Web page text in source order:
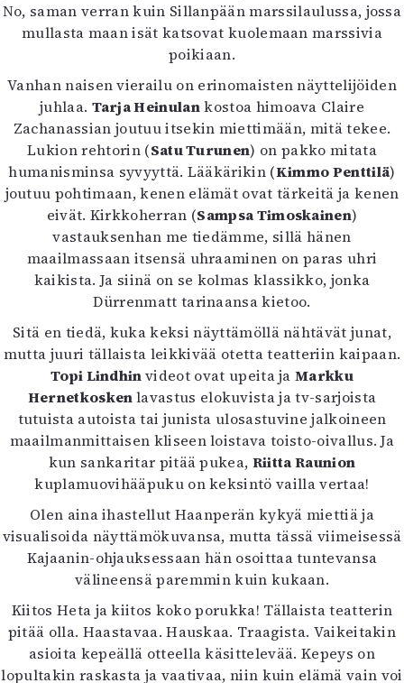
No, saman verran kuin Sillanpään marssilaulussa, jossa
mullasta maan isät katsovat kuolemaan marssivia
poikiaan.
Vanhan naisen vierailu on erinomaisten näyttelijöiden
juhlaa. Tarja Heinulankostoa himoava Claire
Zachanassian joutuu itsekin miettimään, mitä tekee.
Lukion rehtorin (Satu Turunen) on pakko mitata
humanisminsa syvyyttä. Lääkärikin (Kimmo Penttilä)
joutuu pohtimaan, kenen elämät ovat tärkeitä ja kenen
eivät. Kirkkoherran (Sampsa Timoskainen)
vastauksenhan me tiedämme, sillä hänen
maailmassaan itsensä uhraaminen on paras uhri
kaikista. Ja siinä on se kolmas klassikko, jonka
Dürrenmatt tarinaansa kietoo.
Sitä en tiedä, kuka keksi näyttämöllä nähtävät junat,
mutta juuri tällaista leikkivää otetta teatteriin kaipaan.
Topi Lindhinvideot ovat upeita jaMarkku
Hernetkoskenlavastus elokuvista ja tv-sarjoista
tutuista autoista tai junista ulosastuvine jalkoineen
maailmanmittaisen kliseen loistava toisto-oivallus. Ja
kun sankaritar pitää pukea, Riitta Raunion
kuplamuovihääpuku on keksintö vailla vertaa!
Olen aina ihastellut Haanperän kykyä miettiä ja
visualisoida näyttämökuvansa, mutta tässä viimeisessä
Kajaanin-ohjauksessaan hän osoittaa tuntevansa
välineensä paremmin kuin kukaan.
Kiitos Heta ja kiitos koko porukka! Tällaista teatterin
pitää olla. Haastavaa. Hauskaa. Traagista. Vaikeitakin
asioita kepeällä otteella käsittelevää. Kepeys on
lopultakin raskasta ja vaativaa, niin kuin elämä vain voi